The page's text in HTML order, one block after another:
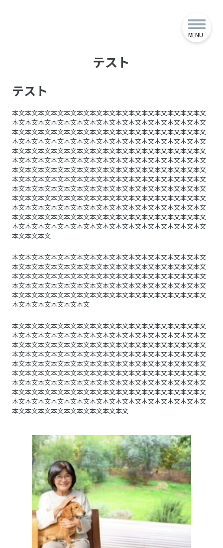
MENU
テスト
テスト
本文本文本文本文本文本文本文本文本文本文本文本文本文本文本文
本文本文本文本文本文本文本文本文本文本文本文本文本文本文本文
本文本文本文本文本文本文本文本文本文本文本文本文本文本文本文
本文本文本文本文本文本文本文本文本文本文本文本文本文本文本文
本文本文本文本文本文本文本文本文本文本文本文本文本文本文本文
本文本文本文本文本文本文本文本文本文本文本文本文本文本文本文
本文本文本文本文本文本文本文本文本文本文本文本文本文本文本文
本文本文本文本文本文本文本文本文本文本文本文本文本文本文本文
本文本文本文本文本文本文本文本文本文本文本文本文本文本文本文
本文本文本文本文本文本文本文本文本文本文本文本文本文本文本文
本文本文本文本文本文本文本文本文本文本文本文本文本文本文本文
本文本文本文本文本文本文本文本文本文本文本文本文本文本文本文
本文本文本文本文本文本文本文本文本文本文本文本文本文本文本文
本文本文本文
本文本文本文本文本文本文本文本文本文本文本文本文本文本文本文
本文本文本文本文本文本文本文本文本文本文本文本文本文本文本文
本文本文本文本文本文本文本文本文本文本文本文本文本文本文本文
本文本文本文本文本文本文本文本文本文本文本文本文本文本文本文
本文本文本文本文本文本文本文本文本文本文本文本文本文本文本文
本文本文本文本文本文本文
本文本文本文本文本文本文本文本文本文本文本文本文本文本文本文
本文本文本文本文本文本文本文本文本文本文本文本文本文本文本文
本文本文本文本文本文本文本文本文本文本文本文本文本文本文本文
本文本文本文本文本文本文本文本文本文本文本文本文本文本文本文
本文本文本文本文本文本文本文本文本文本文本文本文本文本文本文
本文本文本文本文本文本文本文本文本文本文本文本文本文本文本文
本文本文本文本文本文本文本文本文本文本文本文本文本文本文本文
本文本文本文本文本文本文本文本文本文本文本文本文本文本文本文
本文本文本文本文本文本文本文本文本文本文本文本文本文本文本文
本文本文本文本文本文本文本文本文本文